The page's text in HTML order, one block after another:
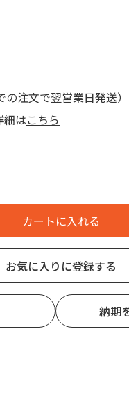
注文で翌営業日発送）
細はこちら
お気に入りに登録する
納期